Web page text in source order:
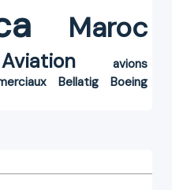
Maroc
Aviation
avions
Bellatig
Boeing